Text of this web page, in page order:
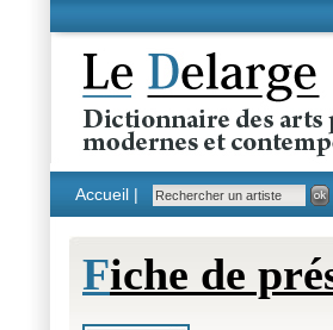
Accueil |
Fiche de